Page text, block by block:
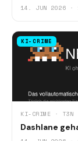
14. JUN 2026 ·
KI-CRIME
KI-CRIME · T3N
Dashlane